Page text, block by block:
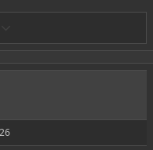
р
о
26